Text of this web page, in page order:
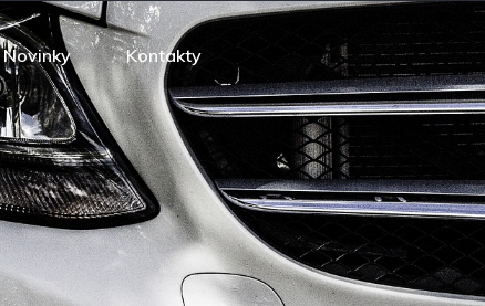
Novinky Kontakty